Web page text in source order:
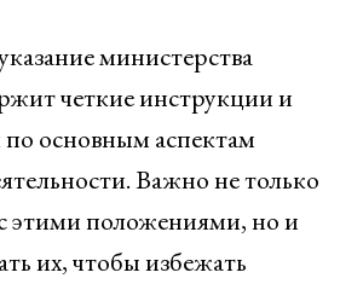
министерства
четкие инструкции и
основным аспектам
Важно не только
этими положениями, но и
их, чтобы избежать